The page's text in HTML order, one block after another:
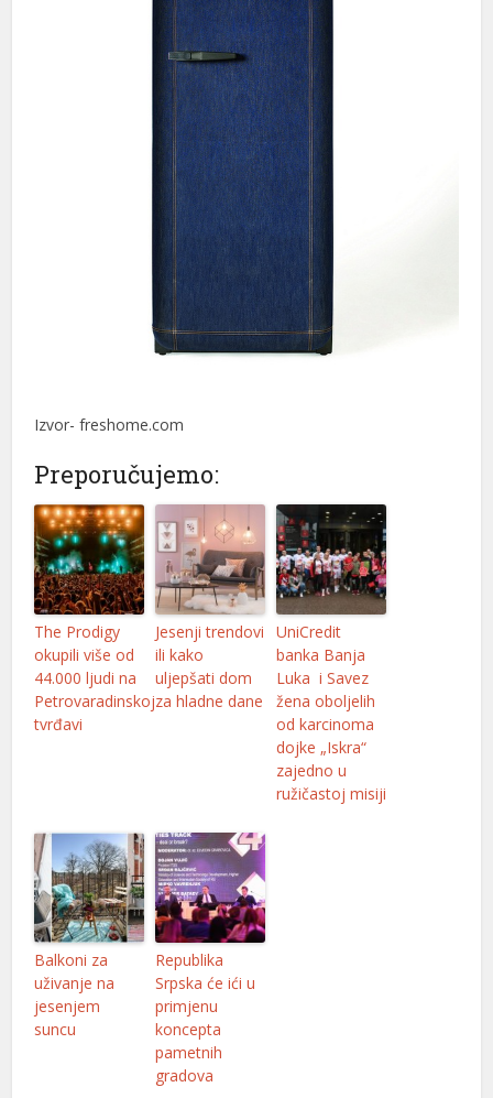
Izvor- freshome.com
Preporučujemo:
The Prodigy
okupili više od
44.000 ljudi na
Petrovaradinskoj
tvrđavi
Jesenji trendovi
ili kako
uljepšati dom
za hladne dane
UniCredit
banka Banja
Luka i Savez
žena oboljelih
od karcinoma
dojke „Iskra“
zajedno u
ružičastoj misiji
Balkoni za
uživanje na
jesenjem
suncu
Republika
Srpska će ići u
primjenu
koncepta
pametnih
gradova